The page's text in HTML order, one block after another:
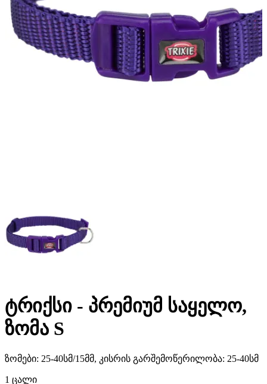
ტრიქსი - პრემიუმ საყელო,
ზომა S
ზომები: 25-40სმ/15მმ, კისრის გარშემოწერილობა: 25-40სმ
1 ცალი